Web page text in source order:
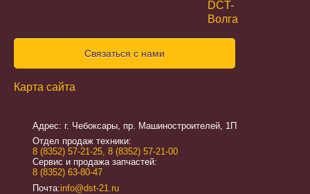
Связаться с нами
Карта сайта
Адрес: г. Чебоксары, пр. Машиностроителей, 1П
Отдел продаж техники:
8 (8352) 57-21-25, 8 (8352) 57-21-00
Сервис и продажа запчастей:
8 (8352) 63-80-47
Почта:info@dst-21.ru